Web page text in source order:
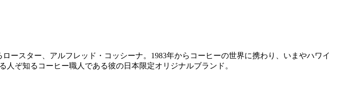
ースター、アルフレッド・コッシーナ。1983年からコーヒーの世界に携わり、いまやハワイ
ぞ知るコーヒー職人である彼の日本限定オリジナルブランド。